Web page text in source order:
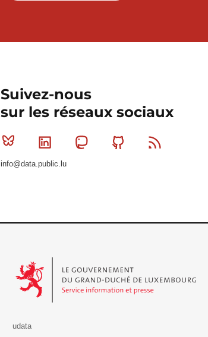
Suivez-nous
sur les réseaux sociaux
Bluesky Linkedin MastodonGithub
info@data.public.lu
udata